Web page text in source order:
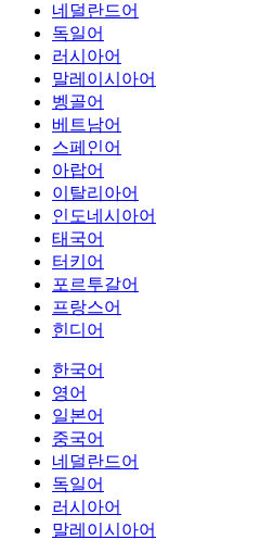
네덜란드어
독일어
러시아어
말레이시아어
벵골어
베트남어
스페인어
아랍어
이탈리아어
인도네시아어
태국어
터키어
포르투갈어
프랑스어
힌디어
한국어
영어
일본어
중국어
네덜란드어
독일어
러시아어
말레이시아어